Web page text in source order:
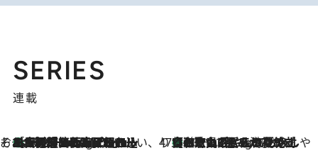
SERIES
連載
そおだよおこの関西おいしい、おやつ紀行10 Hours Ago
［大阪府箕面市］一皿一皿目の前で仕上げられる、料理を巧みに組み込んだアシェットデセールコース「ミチル アシェット デセール（Michiru assiette dessert）」 47都道府県の手みやげ ひんやりスイーツで夏を満喫
10 Hours Ago
【和歌山県】この夏絶対食べたい 冷やしておいしいおやつ3選 みかんがごろっと丸ごと入ったジュレ